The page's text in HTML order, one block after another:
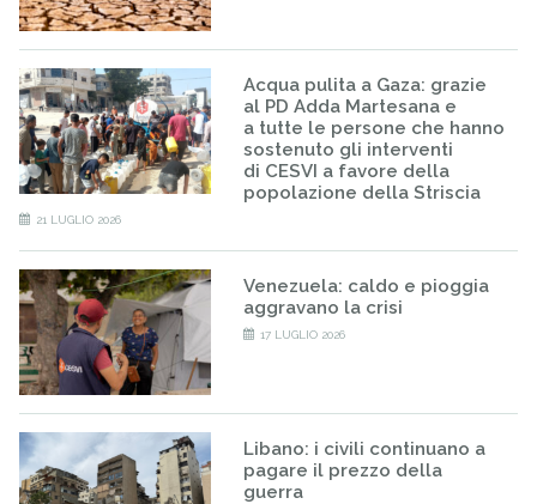
Acqua pulita a Gaza: grazie
al PD Adda Martesana e
a tutte le persone che hanno
sostenuto gli interventi
di CESVI a favore della
popolazione della Striscia
21 LUGLIO 2026
Venezuela: caldo e pioggia
aggravano la crisi
17 LUGLIO 2026
Libano: i civili continuano a
pagare il prezzo della
guerra